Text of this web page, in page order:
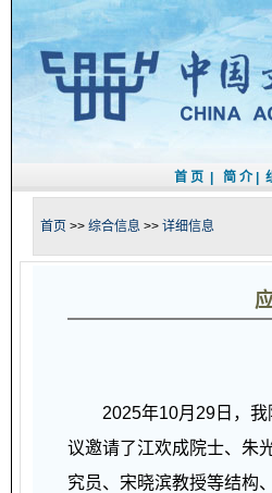
首 页 简 介|
首页 >> 综合信息 >> 详细信息
2025年10月29日，我院
议邀请了江欢成院士、朱
究员、宋晓滨教授等结构